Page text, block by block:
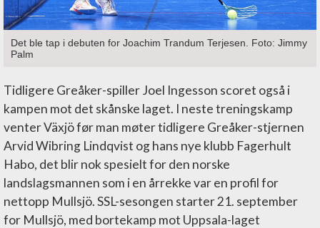
Det ble tap i debuten for Joachim Trandum Terjesen. Foto: Jimmy
Palm
Tidligere Greåker-spiller Joel Ingesson scoret også i
kampen mot det skånske laget. I neste treningskamp
venter Växjö før man møter tidligere Greåker-stjernen
Arvid Wibring Lindqvist og hans nye klubb Fagerhult
Habo, det blir nok spesielt for den norske
landslagsmannen som i en årrekke var en profil for
nettopp Mullsjö. SSL-sesongen starter 21. september
for Mullsjö, med bortekamp mot Uppsala-laget